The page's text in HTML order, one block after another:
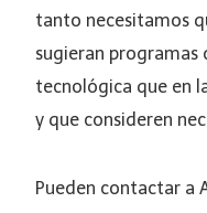
tanto necesitamos
sugieran
tecnológica que en
y que consideren
Pueden contactar a